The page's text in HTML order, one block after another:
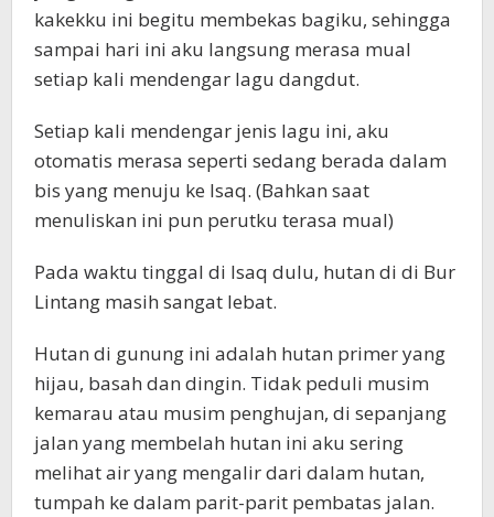
kakekku ini begitu membekas bagiku, sehingga
sampai hari ini aku langsung merasa mual
setiap kali mendengar lagu dangdut.
Setiap kali mendengar jenis lagu ini, aku
otomatis merasa seperti sedang berada dalam
bis yang menuju ke Isaq. (Bahkan saat
menuliskan ini pun perutku terasa mual)
Pada waktu tinggal di Isaq dulu, hutan di di Bur
Lintang masih sangat lebat.
Hutan di gunung ini adalah hutan primer yang
hijau, basah dan dingin. Tidak peduli musim
kemarau atau musim penghujan, di sepanjang
jalan yang membelah hutan ini aku sering
melihat air yang mengalir dari dalam hutan,
tumpah ke dalam parit-parit pembatas jalan.